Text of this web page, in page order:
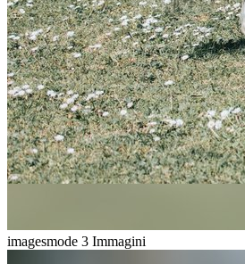
imagesmode 3 Immagini